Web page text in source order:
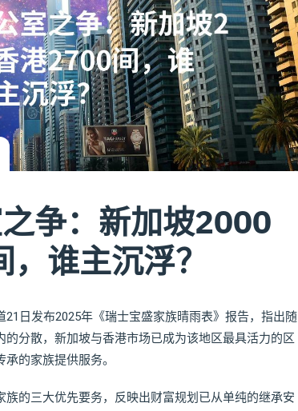
争：新加坡2000
谁主沉浮？
日发布2025年《瑞士宝盛家族晴雨表》报告，指出随
分散，新加坡与香港市场已成为该地区最具活力的区
的家族提供服务。
的三大优先要务，反映出财富规划已从单纯的继承安